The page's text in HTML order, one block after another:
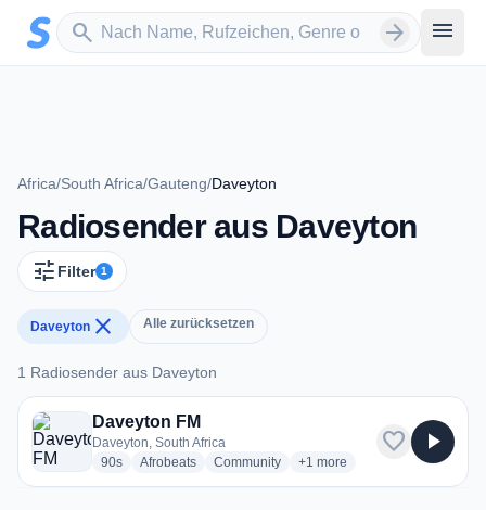
Zum Hauptinhalt springen
search
Sender suchen arrow_forward menu
Africa/South Africa/Gauteng/Daveyton
Radiosender aus Daveyton
tune Filter 1
Daveyton close Alle zurücksetzen
1 Radiosender aus Daveyton
1 Radiosender aus Daveyton
Daveyton FM
Daveyton, South Africa
90sradio stations
Afrobeatsradio stations
Communityradio stations
+1 more genres for Daveyton FM
more
favorite play_arrow